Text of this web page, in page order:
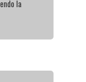
la